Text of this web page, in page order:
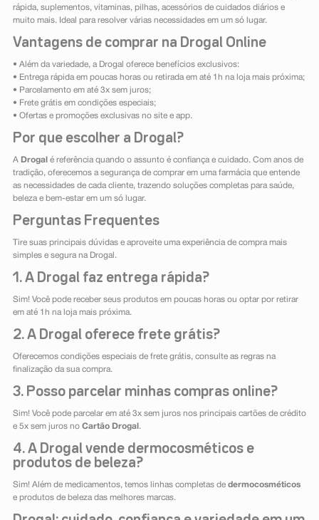
rápida, suplementos, vitaminas, pilhas, acessórios de cuidados diários e
muito mais. Ideal para resolver várias necessidades em um só lugar.
Vantagens de comprar na Drogal Online
• Além da variedade, a Drogal oferece benefícios exclusivos:
• Entrega rápida em poucas horas ou retirada em até 1h na loja mais próxima;
• Parcelamento em até 3x sem juros;
• Frete grátis em condições especiais;
• Ofertas e promoções exclusivas no site e app.
Por que escolher a Drogal?
A Drogal é referência quando o assunto é confiança e cuidado. Com anos de
tradição, oferecemos a segurança de comprar em uma farmácia que entende
as necessidades de cada cliente, trazendo soluções completas para saúde,
beleza e bem-estar em um só lugar.
Perguntas Frequentes
Tire suas principais dúvidas e aproveite uma experiência de compra mais
simples e segura na Drogal.
1. A Drogal faz entrega rápida?
Sim! Você pode receber seus produtos em poucas horas ou optar por retirar
em até 1h na loja mais próxima.
2. A Drogal oferece frete grátis?
Oferecemos condições especiais de frete grátis, consulte as regras na
finalização da sua compra.
3. Posso parcelar minhas compras online?
Sim! Você pode parcelar em até 3x sem juros nos principais cartões de crédito
e 5x sem juros no Cartão Drogal .
4. A Drogal vende dermocosméticos e
produtos de beleza?
Sim! Além de medicamentos, temos linhas completas de dermocosméticos
e produtos de beleza das melhores marcas.